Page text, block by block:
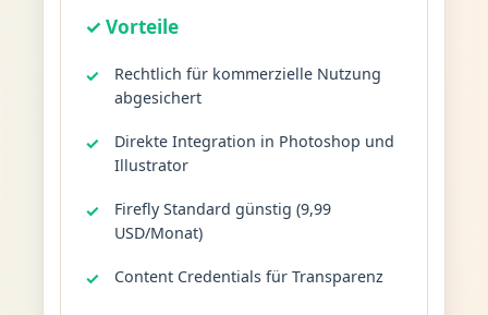
✓ Vorteile
Rechtlich für kommerzielle Nutzung
abgesichert
Direkte Integration in Photoshop und
Illustrator
Firefly Standard günstig (9,99
USD/Monat)
Content Credentials für Transparenz